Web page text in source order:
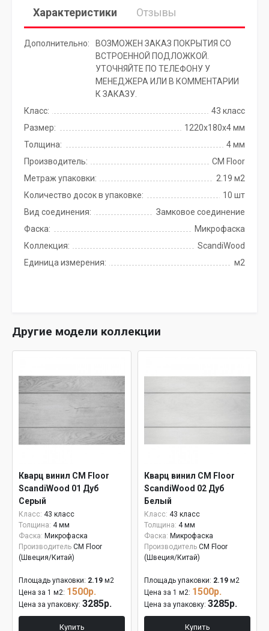
Характеристики Отзывы
Дополнительно:
ВОЗМОЖЕН ЗАКАЗ ПОКРЫТИЯ СО
ВСТРОЕННОЙ ПОДЛОЖКОЙ.
УТОЧНЯЙТЕ ПО ТЕЛЕФОНУ У
МЕНЕДЖЕРА ИЛИ В КОММЕНТАРИИ
К ЗАКАЗУ.
Класс:
43 класс
Размер:
1220х180х4 мм
Толщина:
4 мм
Производитель:
CM Floor
Метраж упаковки:
2.19 м2
Количество досок в упаковке:
10 шт
Вид соединения:
Замковое соединение
Фаска:
Микрофаска
Коллекция:
ScandiWood
Единица измерения:
м2
Другие модели коллекции
Кварц винил CM Floor
ScandiWood 01 Дуб
Серый
Класс: 43 класс
Толщина: 4 мм
Фаска: Микрофаска
Производитель CM Floor
(Швеция/Китай)
Площадь упаковки: 2.19 м2
Цена за 1 м2: 1500р.
Цена за упаковку: 3285р.
Купить
Кварц винил CM Floor
ScandiWood 02 Дуб
Белый
Класс: 43 класс
Толщина: 4 мм
Фаска: Микрофаска
Производитель CM Floor
(Швеция/Китай)
Площадь упаковки: 2.19 м2
Цена за 1 м2: 1500р.
Цена за упаковку: 3285р.
Купить